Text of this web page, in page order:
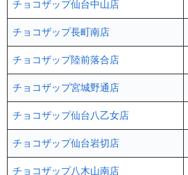
チョコザップ仙台中山店
チョコザップ長町南店
チョコザップ陸前落合店
チョコザップ宮城野通店
チョコザップ仙台八乙女店
チョコザップ仙台岩切店
チョコザップ八木山南店